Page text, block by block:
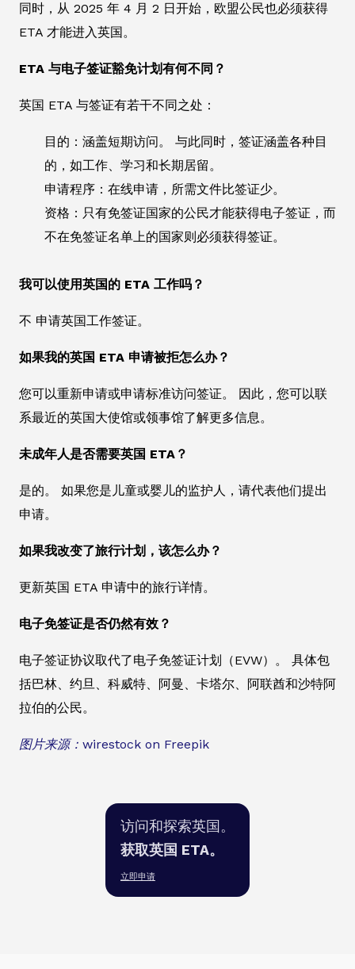
同时，从 2025 年 4 月 2 日开始，欧盟公民也必须获得
ETA 才能进入英国。
ETA 与电子签证豁免计划有何不同？
英国 ETA 与签证有若干不同之处：
目的：涵盖短期访问。 与此同时，签证涵盖各种目
的，如工作、学习和长期居留。
申请程序：在线申请，所需文件比签证少。
资格：只有免签证国家的公民才能获得电子签证，而
不在免签证名单上的国家则必须获得签证。
我可以使用英国的 ETA 工作吗？
不 申请英国工作签证。
如果我的英国 ETA 申请被拒怎么办？
您可以重新申请或申请标准访问签证。 因此，您可以联
系最近的英国大使馆或领事馆了解更多信息。
未成年人是否需要英国 ETA？
是的。 如果您是儿童或婴儿的监护人，请代表他们提出
申请。
如果我改变了旅行计划，该怎么办？
更新英国 ETA 申请中的旅行详情。
电子免签证是否仍然有效？
电子签证协议取代了电子免签证计划（EVW）。 具体包
括巴林、约旦、科威特、阿曼、卡塔尔、阿联酋和沙特阿
拉伯的公民。
图片来源：wirestock on Freepik
访问和探索英国。
获取英国 ETA。
立即申请